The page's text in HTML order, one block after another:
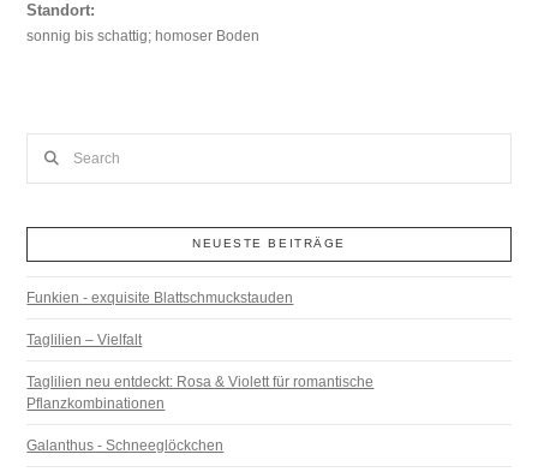
Standort:
sonnig bis schattig; homoser Boden
NEUESTE BEITRÄGE
Funkien - exquisite Blattschmuckstauden
Taglilien – Vielfalt
Taglilien neu entdeckt: Rosa & Violett für romantische
Pflanzkombinationen
Galanthus - Schneeglöckchen